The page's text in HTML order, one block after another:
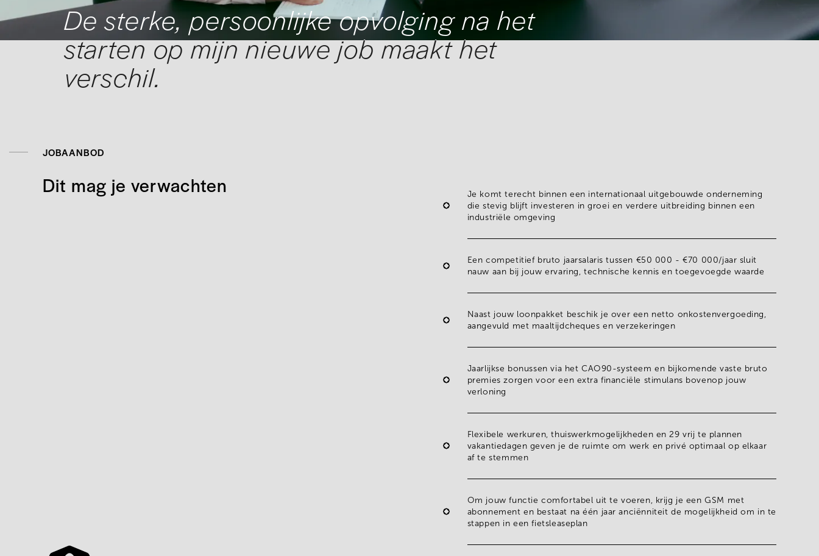
De sterke, persoonlijke opvolging na het
starten op mijn nieuwe job maakt het
verschil.
JOBAANBOD
Dit mag je verwachten Je komt terecht binnen een internationaal uitgebouwde onderneming
die stevig blijft investeren in groei en verdere uitbreiding binnen een
industriële omgeving
Een competitief bruto jaarsalaris tussen €50 000 - €70 000/jaar sluit
nauw aan bij jouw ervaring, technische kennis en toegevoegde waarde
Naast jouw loonpakket beschik je over een netto onkostenvergoeding ,
aangevuld met maaltijdchequesen verzekeringen
Jaarlijkse bonussen via het CAO90-systeem en bijkomende vaste bruto
premies zorgen voor een extra financiële stimulans bovenop jouw
verloning
Flexibele werkuren, thuiswerkmogelijkheden en29 vrij te plannen
vakantiedagen geven je de ruimte om werk en privé optimaal op elkaar
af te stemmen
Om jouw functie comfortabel uit te voeren, krijg je een GSM met
abonnement en bestaat na één jaar anciënniteit de mogelijkheid om in te
stappen in eenfietsleaseplan